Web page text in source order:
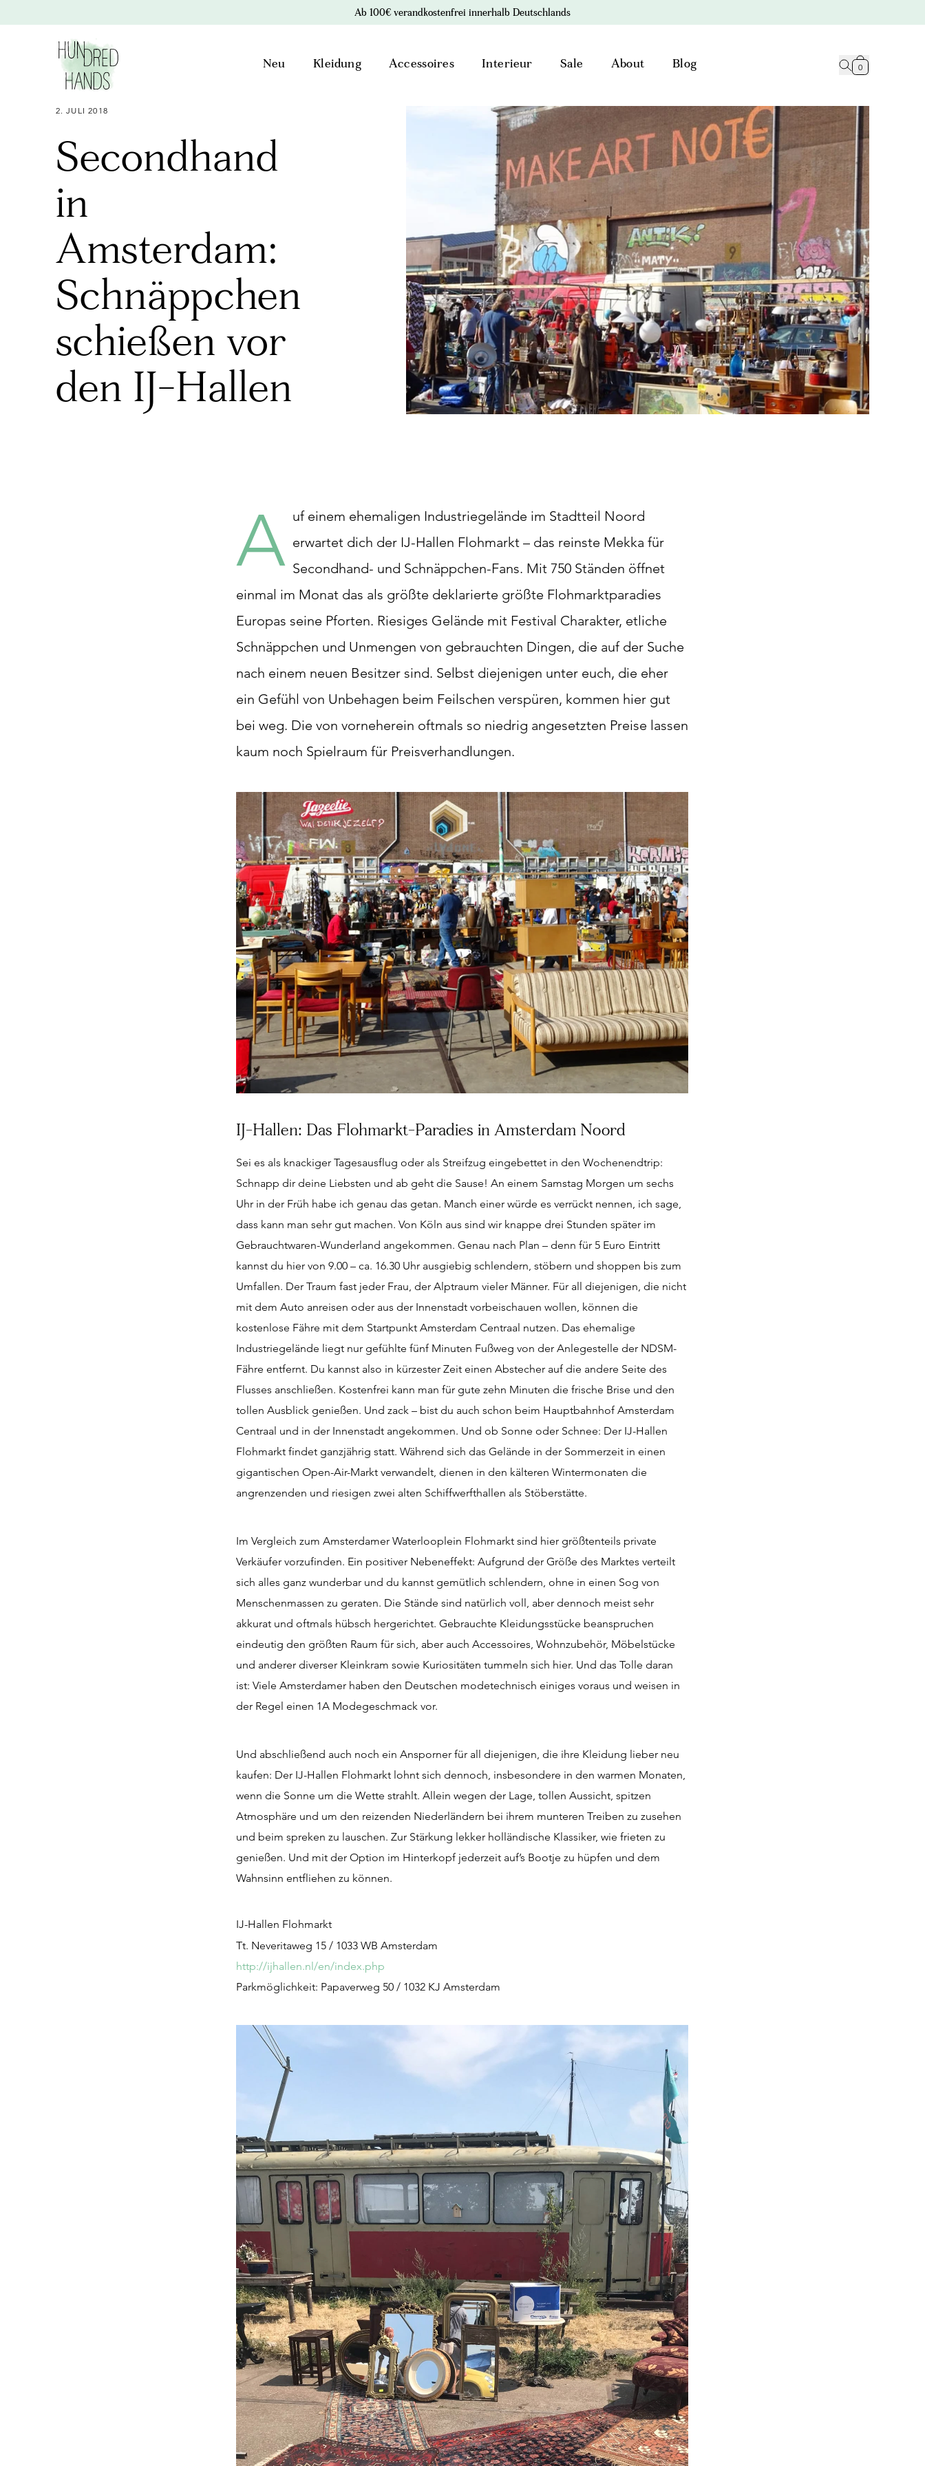
Ab 100€ verandkostenfrei innerhalb Deutschlands
Neu Kleidung Accessoires Interieur Sale About Blog 0
2. JULI 2018
Secondhand
in
Amsterdam:
Schnäppchen
schießen vor
den IJ-Hallen
A uf einem ehemaligen Industriegelände im Stadtteil Noord
erwartet dich der IJ-Hallen Flohmarkt – das reinste Mekka für
Secondhand- und Schnäppchen-Fans. Mit 750 Ständen öffnet
einmal im Monat das als größte deklarierte größte Flohmarktparadies
Europas seine Pforten. Riesiges Gelände mit Festival Charakter, etliche
Schnäppchen und Unmengen von gebrauchten Dingen, die auf der Suche
nach einem neuen Besitzer sind. Selbst diejenigen unter euch, die eher
ein Gefühl von Unbehagen beim Feilschen verspüren, kommen hier gut
bei weg. Die von vorneherein oftmals so niedrig angesetzten Preise lassen
kaum noch Spielraum für Preisverhandlungen.
IJ-Hallen: Das Flohmarkt-Paradies in Amsterdam Noord
Sei es als knackiger Tagesausflug oder als Streifzug eingebettet in den Wochenendtrip:
Schnapp dir deine Liebsten und ab geht die Sause! An einem Samstag Morgen um sechs
Uhr in der Früh habe ich genau das getan. Manch einer würde es verrückt nennen, ich sage,
dass kann man sehr gut machen. Von Köln aus sind wir knappe drei Stunden später im
Gebrauchtwaren-Wunderland angekommen. Genau nach Plan – denn für 5 Euro Eintritt
kannst du hier von 9.00 – ca. 16.30 Uhr ausgiebig schlendern, stöbern und shoppen bis zum
Umfallen. Der Traum fast jeder Frau, der Alptraum vieler Männer. Für all diejenigen, die nicht
mit dem Auto anreisen oder aus der Innenstadt vorbeischauen wollen, können die
kostenlose Fähre mit dem Startpunkt Amsterdam Centraal nutzen. Das ehemalige
Industriegelände liegt nur gefühlte fünf Minuten Fußweg von der Anlegestelle der NDSM-
Fähre entfernt. Du kannst also in kürzester Zeit einen Abstecher auf die andere Seite des
Flusses anschließen. Kostenfrei kann man für gute zehn Minuten die frische Brise und den
tollen Ausblick genießen. Und zack – bist du auch schon beim Hauptbahnhof Amsterdam
Centraal und in der Innenstadt angekommen. Und ob Sonne oder Schnee: Der IJ-Hallen
Flohmarkt findet ganzjährig statt. Während sich das Gelände in der Sommerzeit in einen
gigantischen Open-Air-Markt verwandelt, dienen in den kälteren Wintermonaten die
angrenzenden und riesigen zwei alten Schiffwerfthallen als Stöberstätte.
Im Vergleich zum Amsterdamer Waterlooplein Flohmarkt sind hier größtenteils private
Verkäufer vorzufinden. Ein positiver Nebeneffekt: Aufgrund der Größe des Marktes verteilt
sich alles ganz wunderbar und du kannst gemütlich schlendern, ohne in einen Sog von
Menschenmassen zu geraten. Die Stände sind natürlich voll, aber dennoch meist sehr
akkurat und oftmals hübsch hergerichtet. Gebrauchte Kleidungsstücke beanspruchen
eindeutig den größten Raum für sich, aber auch Accessoires, Wohnzubehör, Möbelstücke
und anderer diverser Kleinkram sowie Kuriositäten tummeln sich hier. Und das Tolle daran
ist: Viele Amsterdamer haben den Deutschen modetechnisch einiges voraus und weisen in
der Regel einen 1A Modegeschmack vor.
Und abschließend auch noch ein Ansporner für all diejenigen, die ihre Kleidung lieber neu
kaufen: Der IJ-Hallen Flohmarkt lohnt sich dennoch, insbesondere in den warmen Monaten,
wenn die Sonne um die Wette strahlt. Allein wegen der Lage, tollen Aussicht, spitzen
Atmosphäre und um den reizenden Niederländern bei ihrem munteren Treiben zu zusehen
und beim spreken zu lauschen. Zur Stärkung lekker holländische Klassiker, wie frieten zu
genießen. Und mit der Option im Hinterkopf jederzeit auf’s Bootje zu hüpfen und dem
Wahnsinn entfliehen zu können.
IJ-Hallen Flohmarkt
Tt. Neveritaweg 15 / 1033 WB Amsterdam
http://ijhallen.nl/en/index.php
Parkmöglichkeit: Papaverweg 50 / 1032 KJ Amsterdam